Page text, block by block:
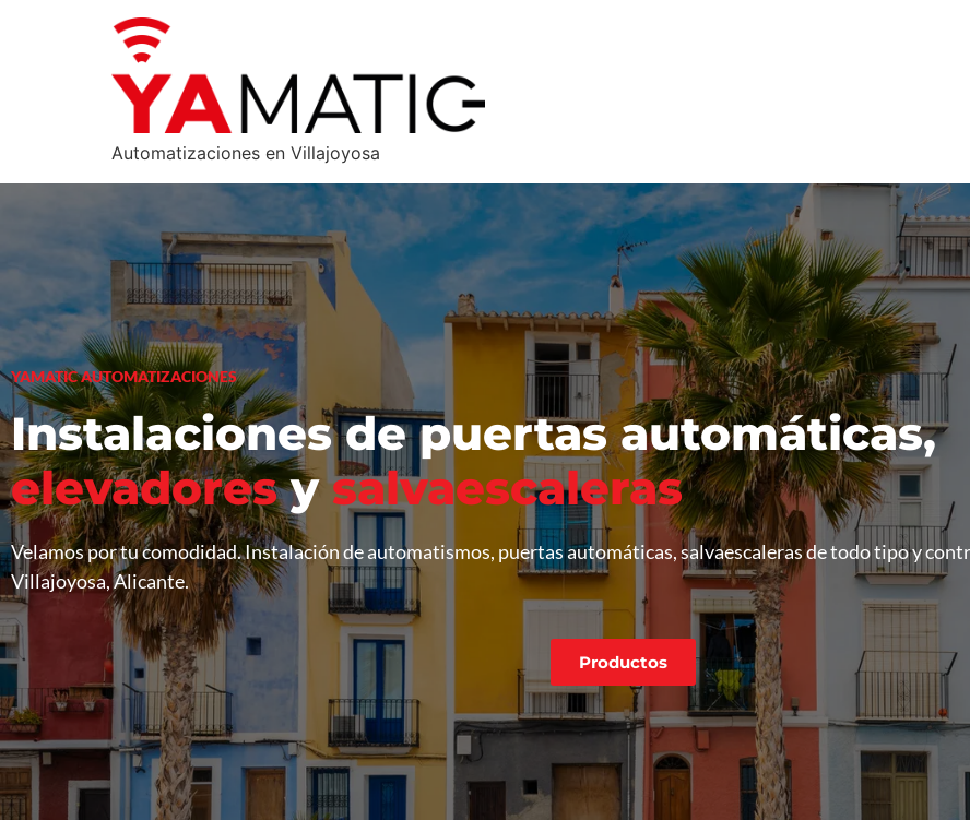
Automatizaciones en Villajoyosa
YAMATIC AUTOMATIZACIONES
Instalaciones de puertas automáticas,
elevadoresysalvaescaleras
Velamos por tu comodidad. Instalación de automatismos, puertas automáticas, salvaescaleras de todo tipo y
Villajoyosa, Alicante.
Productos